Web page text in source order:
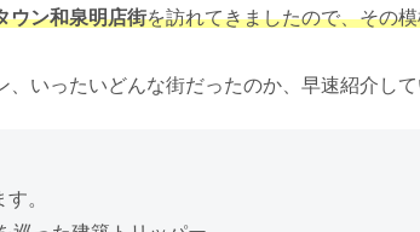
ウン和泉明店街を訪れてきましたので、その
いったいどんな街だったのか、早速紹介して
。